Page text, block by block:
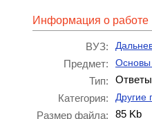
Информация о работе
ВУЗ:
Предмет: Основы
Тип:
Категория:
Другие
Размер файла:
85 Kb